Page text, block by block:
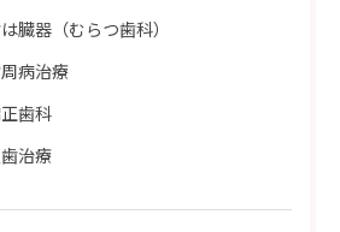
臓器（むらつ歯科）
病治療
歯科
治療